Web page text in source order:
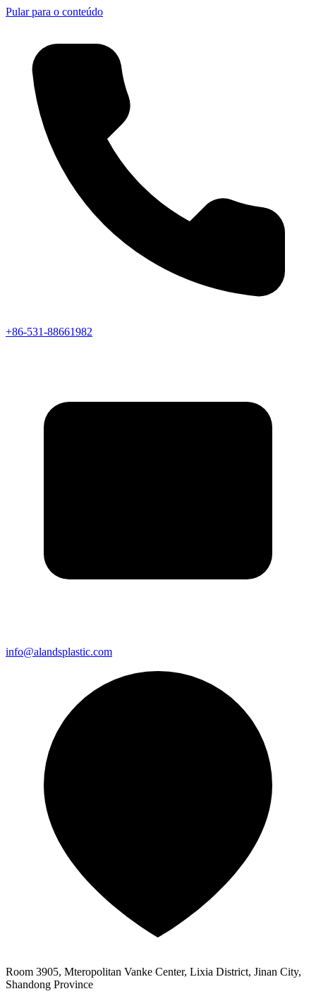
Pular para o conteúdo
+86-531-88661982
info@alandsplastic.com
Room 3905, Mteropolitan Vanke Center, Lixia District, Jinan City,
Shandong Province